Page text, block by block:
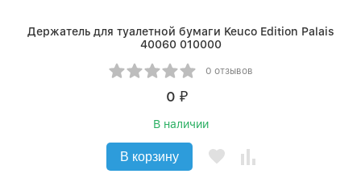
Держатель для туалетной бумаги Keuco Edition Palais
40060 010000
0 отзывов
0 ₽
В наличии
В корзину